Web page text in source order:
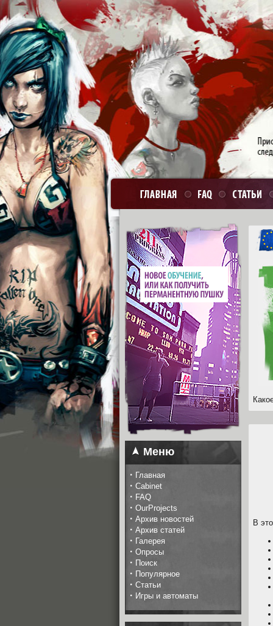
Меню
· Главная
· Cabinet
· FAQ
· OurProjects
· Архив новостей
· Архив статей
· Галерея
· Опросы
· Поиск
· Популярное
· Статьи
· Игры и автоматы
В